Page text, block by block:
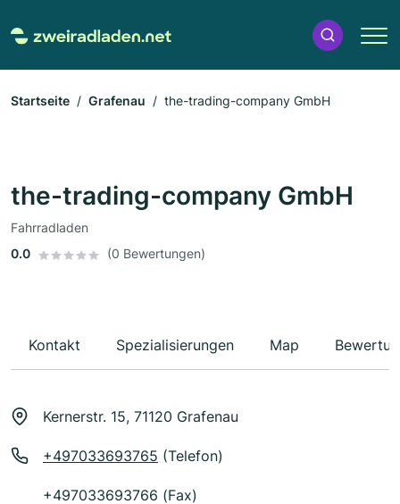
Startseite Grafenau the-trading-company GmbH
the-trading-company GmbH
Fahrradladen
0.0
(0 Bewertungen)
Kontakt Spezialisierungen Map
Kernerstr. 15, 71120 Grafenau
+497033693765 (Telefon)
+497033693766 (Fax)